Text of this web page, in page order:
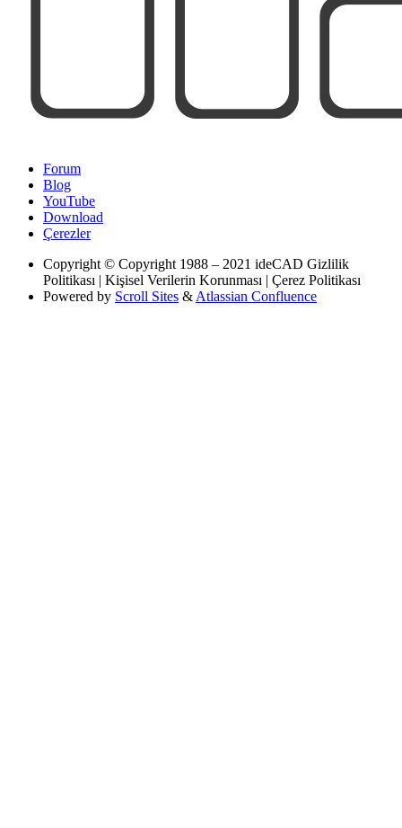
Forum
Blog
YouTube
Download
Çerezler
Copyright © Copyright 1988 – 2021 ideCAD Gizlilik
Politikası | Kişisel Verilerin Korunması | Çerez Politikası
Powered by Scroll Sites & Atlassian Confluence